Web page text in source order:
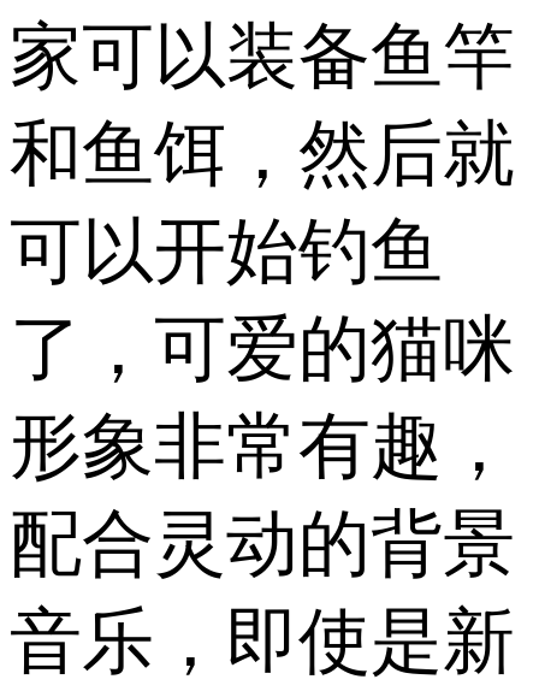
家可以装备鱼竿
和鱼饵，然后就
可以开始钓鱼
了，可爱的猫咪
形象非常有趣，
配合灵动的背景
音乐，即使是新